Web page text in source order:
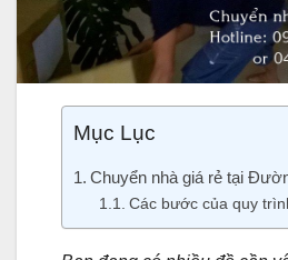
Mục Lục
Chuyển nhà giá rẻ tại
Các bước của quy